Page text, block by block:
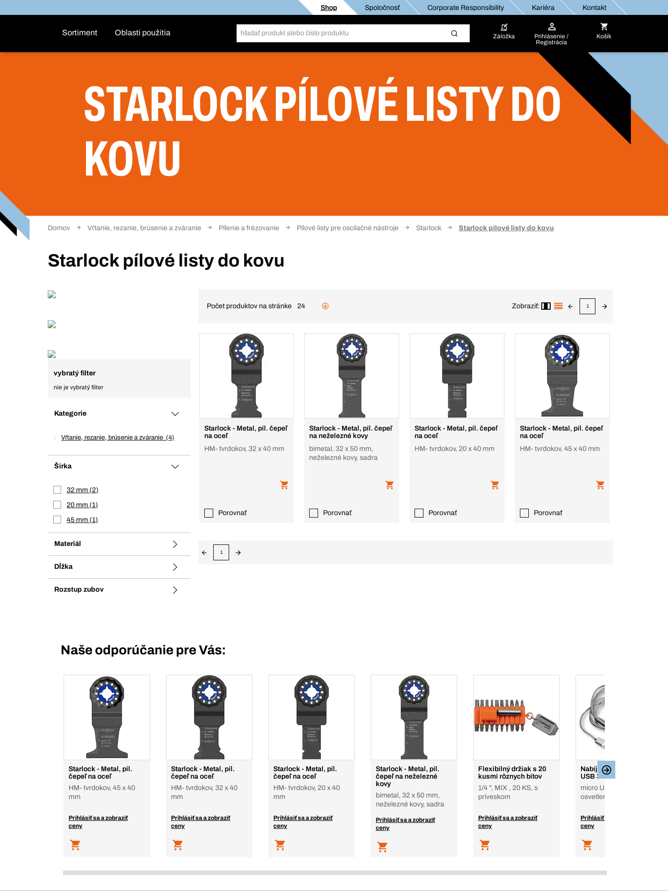
Shop Spoločnosť Corporate Responsibility Kariéra Kontakt
Sortiment Oblasti použitia Záložka
Prihlásenie /
Registrácia
Košík
STARLOCK PÍLOVÉ LISTY DO
KOVU
Domov Vŕtanie, rezanie, brúsenie a zváranie Pílenie a frézovanie Pílové listy pre oscilačné nástroje Starlock Starlock pílové listy do kovu
Starlock pílové listy do kovu
vybratý filter
nie je vybratý filter
Kategorie
Vŕtanie, rezanie, brúsenie a zváranie 4
Šírka
32 mm 2
20 mm 1
45 mm 1
Materiál
Dĺžka
Rozstup zubov
Počet produktov na stránke 24 Zobraziť: 1
Starlock - Metal, píl. čepeľ
na oceľ
HM- tvrdokov, 32 x 40 mm
Porovnať
Starlock - Metal, píl. čepeľ
na neželezné kovy
bimetal, 32 x 50 mm,
neželezné kovy, sadra
Porovnať
Starlock - Metal, píl. čepeľ
na oceľ
HM- tvrdokov, 20 x 40 mm
Porovnať
Starlock - Metal, píl. čepeľ
na oceľ
HM- tvrdokov, 45 x 40 mm
Porovnať
1
Naše odporúčanie pre Vás:
Starlock - Metal, píl.
čepeľ na oceľ
HM- tvrdokov, 45 x 40
mm
Prihlásiť sa a zobraziť
ceny
Starlock - Metal, píl.
čepeľ na oceľ
HM- tvrdokov, 32 x 40
mm
Prihlásiť sa a zobraziť
ceny
Starlock - Metal, píl.
čepeľ na oceľ
HM- tvrdokov, 20 x 40
mm
Prihlásiť sa a zobraziť
ceny
Starlock - Metal, píl.
čepeľ na neželezné
kovy
bimetal, 32 x 50 mm,
neželezné kovy, sadra
Prihlásiť sa a zobraziť
ceny
Flexibilný držiak s 20
kusmi rôznych bitov
1/4 ", MIX , 20 KS, s
príveskom
Prihlásiť sa a zobraziť
ceny
Nabíjací multikábel
USB 3 v 1
micro USB, typ C,
osvetlenie
Prihlásiť sa a zobraziť
ceny